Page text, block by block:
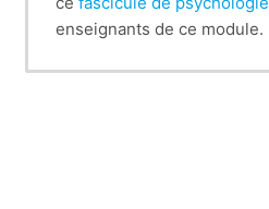
enseignants de ce module.